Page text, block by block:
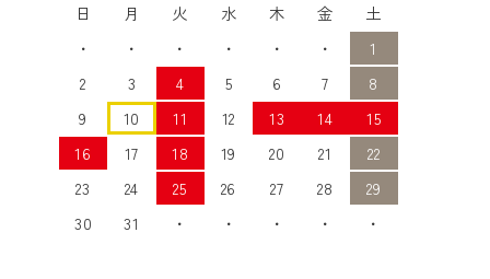
日 月 火 水 木 金
土
・
・ ・ ・ ・ ・
1
2
3 4 5 6 7
8
9
10 11 12 13 14
15
16
17 18 19 20 21
22
23
24 25 26 27 28
29
30
31 ・ ・ ・ ・ ・